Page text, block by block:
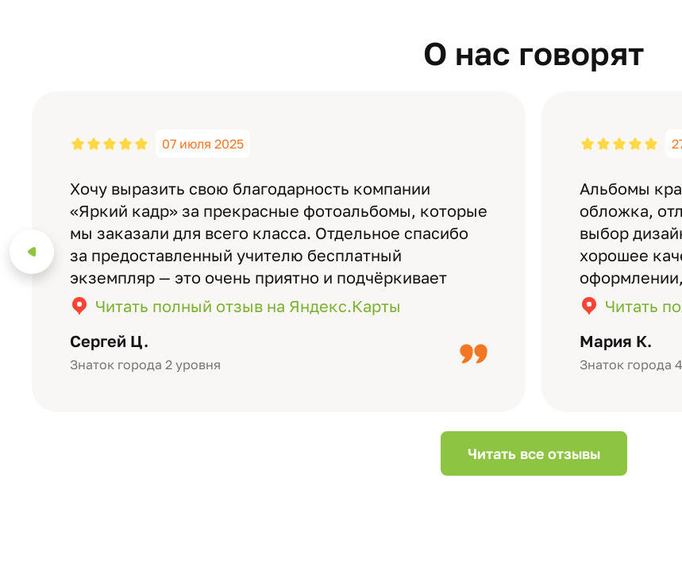
О нас говорят
Сергей Ц.
Знаток города 2 уровня
07 июля 2025
Хочу выразить свою благодарность компании
«Яркий кадр» за прекрасные фотоальбомы, которые
мы заказали для всего класса. Отдельное спасибо
за предоставленный учителю бесплатный
экземпляр — это очень приятно и подчёркивает
значимость события. Качество альбомов на высшем
уровне: плотная бумага, красивый дизайн….
Читать полный отзыв на Яндекс.Карты
Мария К.
Знаток города
Альбомы
обложка,
выбор
хорошее
кадры
короткое
Небольшой…
Читать
Читать все отзывы